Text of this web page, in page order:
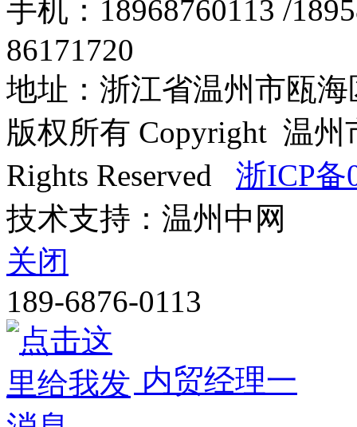
手机：18968760113 /
86171720
地址：浙江省温州市瓯海
版权所有 Copyright 温
Rights Reserved 浙ICP备
技术支持：温州中网
关闭
189-6876-0113
内贸经理一